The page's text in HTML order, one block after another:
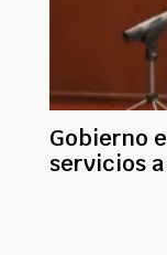
Gobierno
servicios